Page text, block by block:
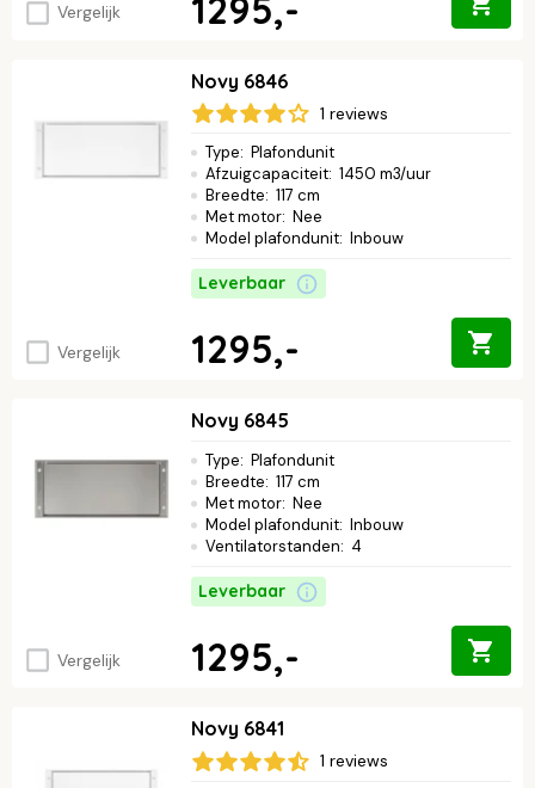
Vergelijk
Vergelijk
Novy 6846
1 reviews
Type: Plafondunit
Afzuigcapaciteit: 1450 m3/uur
Breedte: 117 cm
Met motor: Nee
Model plafondunit: Inbouw
Leverbaar
1295,-
Vergelijk
Novy 6845
Type: Plafondunit
Breedte: 117 cm
Met motor: Nee
Model plafondunit: Inbouw
Ventilatorstanden: 4
Leverbaar
1295,-
Novy 6841
1 reviews